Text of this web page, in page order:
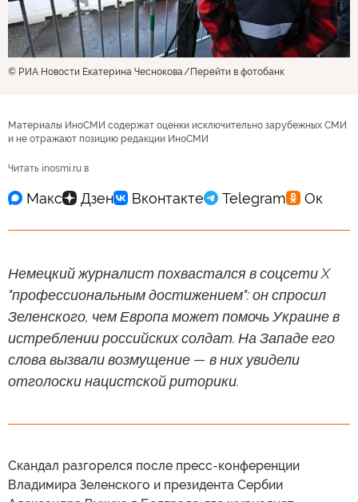
© РИА Новости Екатерина Чеснокова Перейти в фотобанк
Материалы ИноСМИ содержат оценки исключительно зарубежных СМИ
и не отражают позицию редакции ИноСМИ
Читать inosmi.ru в
Немецкий журналист похвастался в соцсети X
"профессиональным достижением": он спросил
Зеленского, чем Европа может помочь Украине в
истреблении российских солдат. На Западе его
слова вызвали возмущение — в них увидели
отголоски нацистской риторики.
Скандал разгорелся после пресс-конференции
Владимира Зеленского и президента Сербии